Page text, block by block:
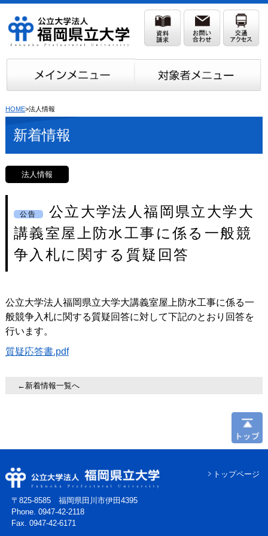
HOME>法人情報
新着情報
法人情報
公告
公立大学法人福岡県立大学大
講義室屋上防水工事に係る一般競
争入札に関する質疑回答
公立大学法人福岡県立大学大講義室屋上防水工事に係る一
般競争入札に関する質疑回答に対して下記のとおり回答を
行います。
質疑応答書.pdf
←新着情報一覧へ
〒825-8585 福岡県田川市伊田4395
Phone. 0947-42-2118
Fax. 0947-42-6171
トップページ